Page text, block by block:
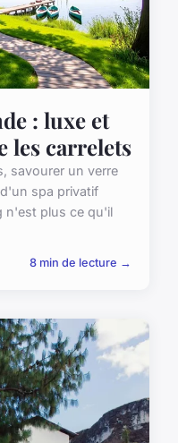
: luxe et
les carrelets
savourer un verre
spa privatif
n'est plus ce qu'il
8 min de lecture →